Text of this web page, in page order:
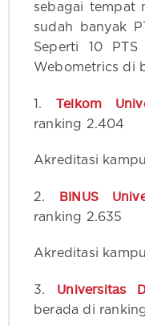
sebagai tempat
sudah banyak
Seperti 10
Webometrics di
1.Telkom
ranking 2.404
Akreditasi
2. BINUS
ranking 2.635
Akreditasi
3. Universitas
berada di